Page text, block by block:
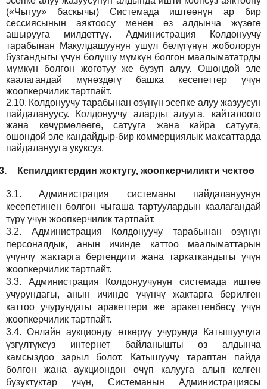
(«Чыгуу» баскычы) Системада иштөөнүн ар бир
сессиясынын аяктоосу менен өз алдынча жүзөгө
ашырууга милдеттүү. Администрация Колдонуучу
тарабынан Макулдашуунун ушул бөлүгүнүн жоболорун
бузгандыгы үчүн болушу мүмкүн болгон маалымататрды
мүмкүн болгон жоготуу же бузуп алуу. Ошондой эле
каалагандай мүнөздөгү башка кесепеттер үчүн
жоопкерчилик тартпайт.
2.10. Колдонуучу тарабынан өзүнүн эсепке алуу жазуусун
пайдалануусу. Колдонуучу аларды алууга, кайталоого
жана көчүрмөлөөгө, сатууга жана кайра сатууга,
ошондой эле кандайдыр-бир коммерциялык максаттарда
пайдаланууга укуксуз.
Кепилдиктердин жоктугу, жоопкерчиликти чектөө
3.1.Администрация системаны пайдалануунун
кесепетинен болгон чыгаша тартуулардын каалагандай
түрү үчүн жоопкерчилик тартпайт.
3.2. Администрация
Колдонуучу тарабынан өзүнүн
персоналдык, анын ичинде каттоо маалыматтарын
үчүнчү жактарга бергендиги жана таркаткандыгы үчүн
жоопкерчилик тартпайт.
3.3. Администрация Колдонуучунун системада иштөө
учурундагы, анын ичинде үчүнчү жактарга берилген
каттоо учурундагы аракеттери же аракеттенбөсү үчүн
жоопкерчилик тартпайт.
3.4.Онлайн аукционду өткөрүү учурунда Катышуучуга
үзгүлтүксүз интернет байланышты өз алдынча
камсыздоозарыл болот.
Катышуучу тараптан пайда
болгон жана аукциондон өчүп калууга алып келген
бузуктуктар үчүн, Системанын Администрациясы